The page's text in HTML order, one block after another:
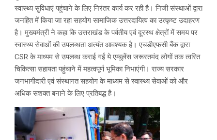
स्वास्थ्य सुविधाएं पहुंचाने के लिए निरंतर कार्य कर रही है। निजी संस्थाओं द्वारा
जनहित में किया जा रहा सहयोग सामाजिक उत्तरदायित्व का उत्कृष्ट उदाहरण
है। मुख्यमंत्री ने कहा कि उत्तराखंड के पर्वतीय एवं दूरस्थ क्षेत्रों में समय पर
स्वास्थ्य सेवाओं की उपलब्धता अत्यंत आवश्यक है। एचडीएफसी बैंक द्वारा
CSR के माध्यम से उपलब्ध कराई गईं ये एम्बुलेंस जरूरतमंद लोगों तक त्वरित
चिकित्सा सहायता पहुंचाने में महत्वपूर्ण भूमिका निभाएंगी। राज्य सरकार
जनभागीदारी एवं संस्थागत सहयोग के माध्यम से स्वास्थ्य सेवाओं को और
अधिक सशक्त बनाने के लिए प्रतिबद्ध है।